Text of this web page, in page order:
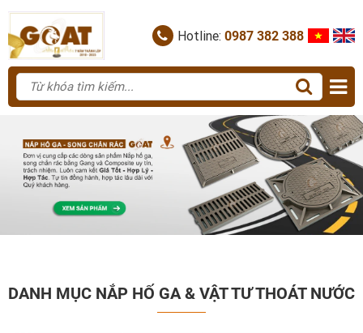
Hotline: 0987 382 388
DANH MỤC NẮP HỐ GA & VẬT TƯ THOÁT NƯỚC